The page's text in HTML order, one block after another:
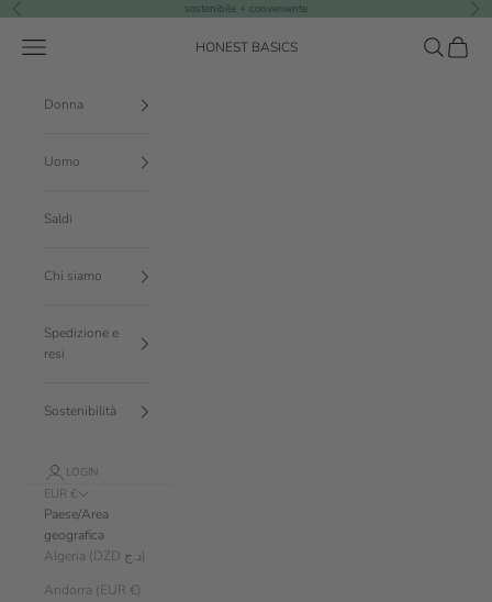
Vai al contenuto
Precedente sostenibile + conveniente
HONEST BASICS
Menù CercaCarrello
Donna
Uomo
Saldi
Chi siamo
Spedizione e
resi
Sostenibilità
LOGIN
EUR €
Paese/Area
geografica
Algeria (DZD د.ج)
Andorra (EUR €)